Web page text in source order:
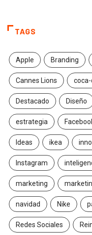
TAGS
Apple Branding
Cannes Lions
Destacado Diseño
estrategia
Ideas ikea
Instagram
marketing
navidad Nike
Redes Sociales